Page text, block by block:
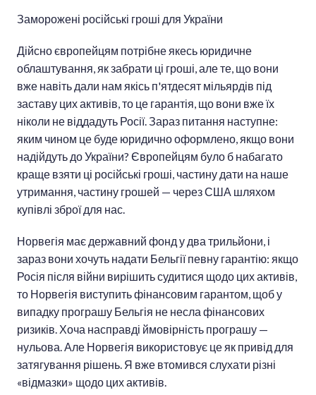
Заморожені російські гроші для України
Дійсно європейцям потрібне якесь юридичне
облаштування, як забрати ці гроші, але те, що вони
вже навіть дали нам якісь п'ятдесят мільярдів під
заставу цих активів, то це гарантія, що вони вже їх
ніколи не віддадуть Росії. Зараз питання наступне:
яким чином це буде юридично оформлено, якщо вони
надійдуть до України? Європейцям було б набагато
краще взяти ці російські гроші, частину дати на наше
утримання, частину грошей — через США шляхом
купівлі зброї для нас.
Норвегія має державний фонд у два трильйони, і
зараз вони хочуть надати Бельгії певну гарантію: якщо
Росія після війни вирішить судитися щодо цих активів,
то Норвегія виступить фінансовим гарантом, щоб у
випадку програшу Бельгія не несла фінансових
ризиків. Хоча насправді ймовірність програшу —
нульова. Але Норвегія використовує це як привід для
затягування рішень. Я вже втомився слухати різні
«відмазки» щодо цих активів.